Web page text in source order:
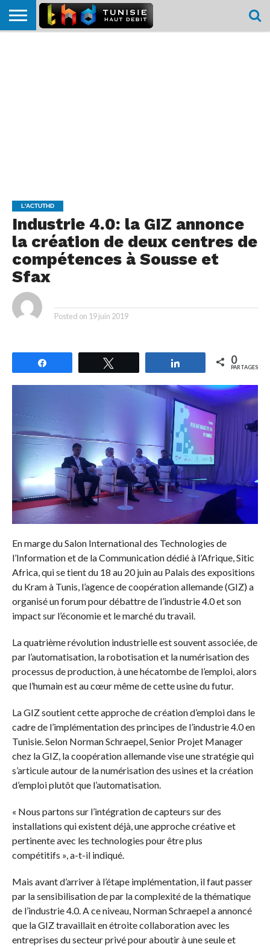
L'ACTUTHD
Industrie 4.0: la GIZ annonce
la création de deux centres de
compétences à Sousse et
Sfax
Posted on 19 juin 2019
Partagez 0
PARTAGES
En marge du Salon International des Technologies de
l’Information et de la Communication dédié à l’Afrique, Sitic
Africa, qui se tient du 18 au 20 juin au Palais des expositions
du Kram à Tunis, l’agence de coopération allemande (GIZ) a
organisé un forum pour débattre de l’industrie 4.0 et son
impact sur l’économie et le marché du travail.
La quatrième révolution industrielle est souvent associée, de
par l’automatisation, la robotisation et la numérisation des
processus de production, à une hécatombe de l’emploi, alors
que l’humain est au cœur même de cette usine du futur.
La GIZ soutient cette approche de création d’emploi dans le
cadre de l’implémentation des principes de l’industrie 4.0 en
Tunisie. Selon Norman Schraepel, Senior Projet Manager
chez la GIZ, la coopération allemande vise une stratégie qui
s’articule autour de la numérisation des usines et la création
d’emploi plutôt que l’automatisation.
« Nous partons sur l’intégration de capteurs sur des
installations qui existent déjà, une approche créative et
pertinente avec les technologies pour être plus
compétitifs », a-t-il indiqué.
Mais avant d’arriver à l’étape implémentation, il faut passer
par la sensibilisation de par la complexité de la thématique
de l’industrie 4.0. A ce niveau, Norman Schraepel a annoncé
que la GIZ travaillait en étroite collaboration avec les
entreprises du secteur privé pour aboutir à une seule et